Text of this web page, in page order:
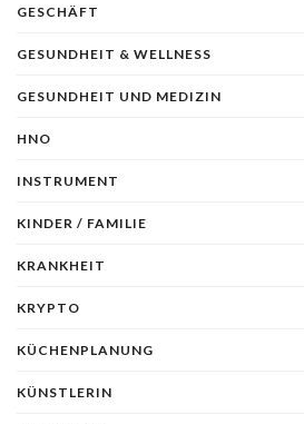
GESCHÄFT
GESUNDHEIT & WELLNESS
GESUNDHEIT UND MEDIZIN
HNO
INSTRUMENT
KINDER / FAMILIE
KRANKHEIT
KRYPTO
KÜCHENPLANUNG
KÜNSTLERIN